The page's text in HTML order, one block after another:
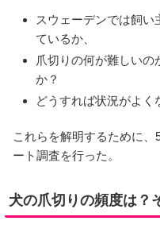
スウェーデンでは飼い
ているか、
爪切りの何が難しい
か？
どうすれば状況がよく
これらを解明するために
ート調査を行った。
犬の爪切りの頻度は？